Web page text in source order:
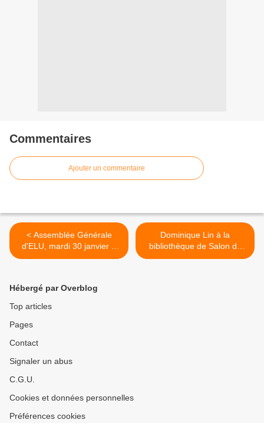
Commentaires
Ajouter un commentaire
< Assemblée Générale
d'ELU, mardi 30 janvier à
Orange
Dominique Lin à la
bibliothèque de Salon de
Provence >
Hébergé par Overblog
Top articles
Pages
Contact
Signaler un abus
C.G.U.
Cookies et données personnelles
Préférences cookies